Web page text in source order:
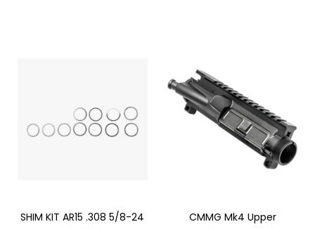
SHIM KIT AR15 .308 5/8-24
CMMG Mk4 Upper